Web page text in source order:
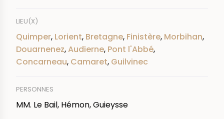
LIEU(X)
Quimper, Lorient, Bretagne, Finistère, Morbihan,
Douarnenez,Audierne, Pont l'Abbé,
Concarneau, Camaret, Guilvinec
PERSONNES
MM. Le Bail, Hémon, Guieysse